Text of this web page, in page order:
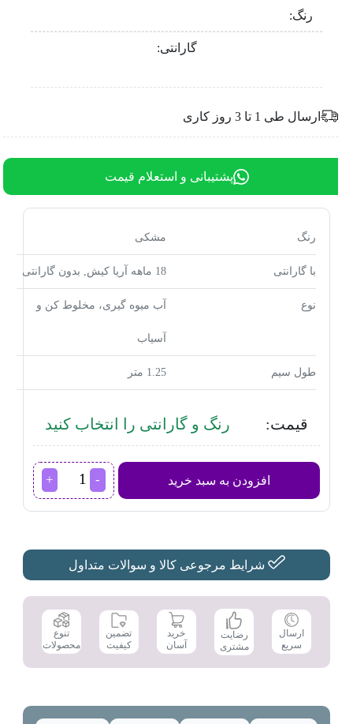
رنگ:
گارانتی:
ارسال طی 1 تا 3 روز کاری
پشتیبانی و استعلام قیمت
رنگ مشکی
با گارانتی
آب میوه گیری، مخلوط کن و
آسیاب
طول سیم 1.25 متر
قیمت: رنگ و گارانتی را انتخاب کنید
افزودن به سبد خرید
آبمیوه
گیری
729
عدد
شرایط مرجوعی کالا و سوالات متداول
ارسال
سریع
رضایت
مشتری
خرید
آسان
تضمین
کیفیت
تنوع
محصولات